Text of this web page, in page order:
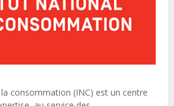
consommation (INC) est un centre